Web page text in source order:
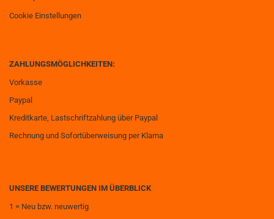
Cookie Einstellungen
ZAHLUNGSMÖGLICHKEITEN:
Vorkasse
Paypal
Kreditkarte, Lastschriftzahlung über Paypal
Rechnung und Sofortüberweisung per Klarna
UNSERE BEWERTUNGEN IM ÜBERBLICK
1 = Neu bzw. neuwertig